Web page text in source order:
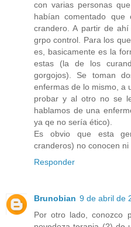
con varias personas
habían comentado
crandero. A partir de
grpo control. Para los
es, basicamente es la
estas (la de los
gorgojos). Se toman
enfermas de lo mismo, a
probar y al otro no se
hablamos de una
ya qe no sería ético).
Es obvio que esta
cranderos) no conocen ni
Responder
Brunobian 9 de abril de
Por otro lado, conozco